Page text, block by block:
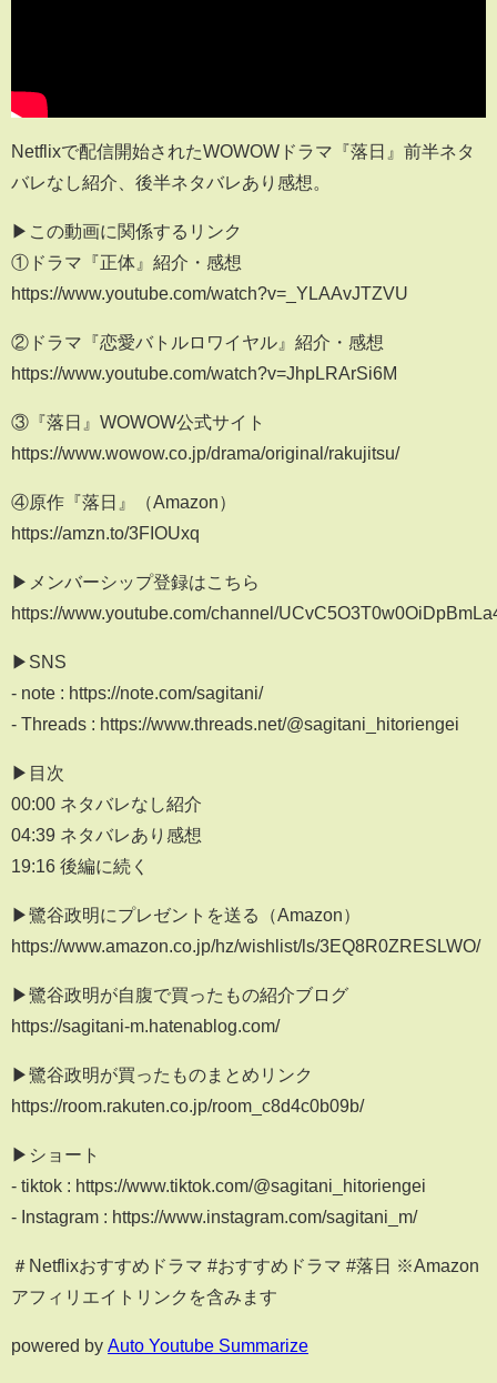
Netflixで配信開始されたWOWOWドラマ『落日』前半ネタ
バレなし紹介、後半ネタバレあり感想。
▶この動画に関係するリンク
①ドラマ『正体』紹介・感想
https://www.youtube.com/watch?v=_YLAAvJTZVU
②ドラマ『恋愛バトルロワイヤル』紹介・感想
https://www.youtube.com/watch?v=JhpLRArSi6M
③『落日』WOWOW公式サイト
https://www.wowow.co.jp/drama/original/rakujitsu/
④原作『落日』（Amazon）
https://amzn.to/3FIOUxq
▶メンバーシップ登録はこちら
https://www.youtube.com/channel/
▶SNS
- note : https://note.com/sagitani/
- Threads : https://www.threads.net/@sagitani_hitoriengei
▶目次
00:00 ネタバレなし紹介
04:39 ネタバレあり感想
19:16 後編に続く
▶鷺谷政明にプレゼントを送る（Amazon）
https://www.amazon.co.jp/hz/wishlist/ls/3EQ8R0ZRESLWO/
▶鷺谷政明が自腹で買ったもの紹介ブログ
https://sagitani-m.hatenablog.com/
▶鷺谷政明が買ったものまとめリンク
https://room.rakuten.co.jp/room_c8d4c0b09b/
▶ショート
- tiktok : https://www.tiktok.com/@sagitani_hitoriengei
- Instagram : https://www.instagram.com/sagitani_m/
＃Netflixおすすめドラマ #おすすめドラマ #落日 ※Amazon
アフィリエイトリンクを含みます
powered by Auto Youtube Summarize